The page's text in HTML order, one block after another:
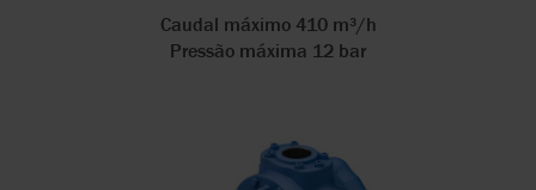
Caudal máximo 410 m³/h
Pressão máxima 12 bar